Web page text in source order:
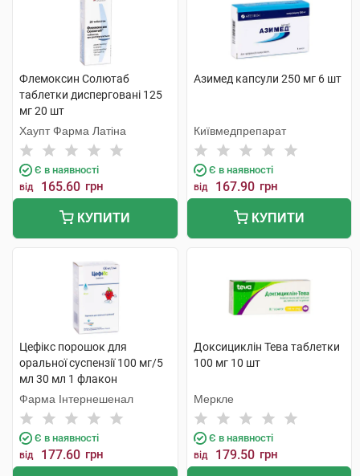
Флемоксин Солютаб
таблетки дисперговані 125
мг 20 шт
Хаупт Фарма Латіна
Є в наявності
від 165.60 грн
КУПИТИ
Азимед капсули 250 мг 6 шт
Київмедпрепарат
Є в наявності
від 167.90 грн
КУПИТИ
Цефікс порошок для
оральної суспензії 100 мг/5
мл 30 мл 1 флакон
Фарма Інтернешенал
Є в наявності
від 177.60 грн
Доксициклін Тева таблетки
100 мг 10 шт
Меркле
Є в наявності
від 179.50 грн